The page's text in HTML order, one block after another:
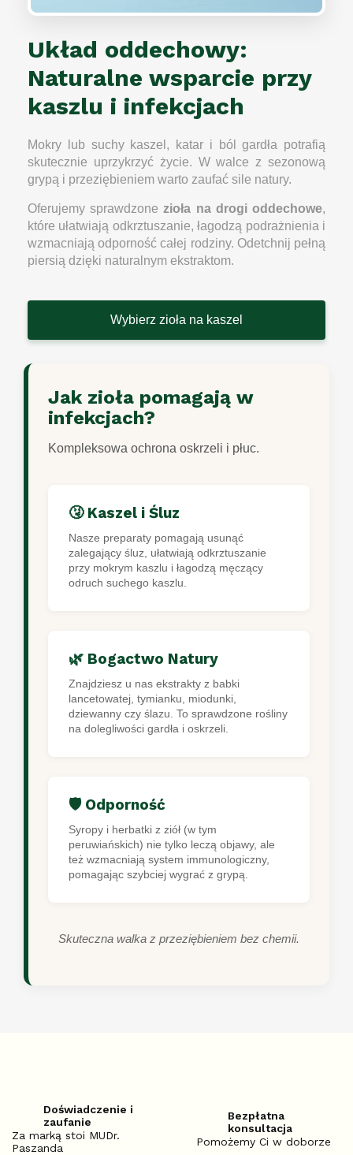
Układ oddechowy:
Naturalne wsparcie przy
kaszlu i infekcjach
Mokry lub suchy kaszel, katar i ból gardła potrafią
skutecznie uprzykrzyć życie. W walce z sezonową
grypą i przeziębieniem warto zaufać sile natury.
Oferujemy sprawdzonezioła na drogi oddechowe,
które ułatwiają odkrztuszanie, łagodzą podrażnienia i
wzmacniają odporność całej rodziny. Odetchnij pełną
piersią dzięki naturalnym ekstraktom.
Wybierz zioła na kaszel
Jak zioła pomagają w
infekcjach?
Kompleksowa ochrona oskrzeli i płuc.
🤧 Kaszel i Śluz
Nasze preparaty pomagają usunąć
zalegający śluz, ułatwiają odkrztuszanie
przy mokrym kaszlu i łagodzą męczący
odruch suchego kaszlu.
🌿 Bogactwo Natury
Znajdziesz u nas ekstrakty z babki
lancetowatej, tymianku, miodunki,
dziewanny czy ślazu. To sprawdzone rośliny
na dolegliwości gardła i oskrzeli.
🛡️ Odporność
Syropy i herbatki z ziół (w tym
peruwiańskich) nie tylko leczą objawy, ale
też wzmacniają system immunologiczny,
pomagając szybciej wygrać z grypą.
Skuteczna walka z przeziębieniem bez chemii.
Doświadczenie i
zaufanie
Za marką stoi MUDr.
Paszanda
Bezpłatna
konsultacja
Pomożemy Ci w doborze